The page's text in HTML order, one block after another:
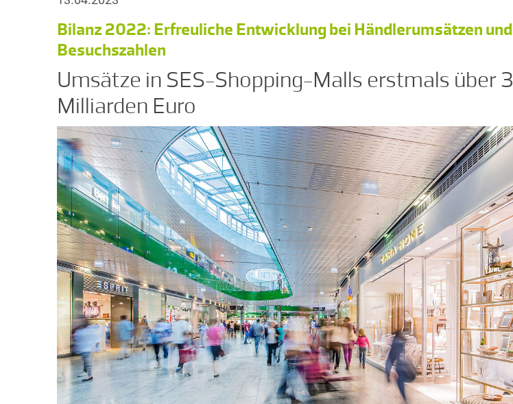
Bilanz 2022: Erfreuliche Entwicklung bei Händlerumsätzen und
Besuchszahlen
Umsätze in SES-Shopping-Malls erstmals über 3
Milliarden Euro